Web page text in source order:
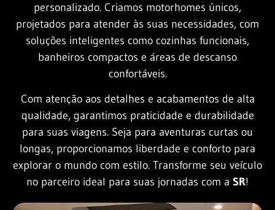
personalizado. Criamos motorhomes únicos,
projetados para atender às suas necessidades, com
soluções inteligentes como cozinhas funcionais,
banheiros compactos e áreas de descanso
confortáveis.
Com atenção aos detalhes e acabamentos de alta
qualidade, garantimos praticidade e durabilidade
para suas viagens. Seja para aventuras curtas ou
longas, proporcionamos liberdade e conforto para
explorar o mundo com estilo. Transforme seu veículo
no parceiro ideal para suas jornadas com a SR!